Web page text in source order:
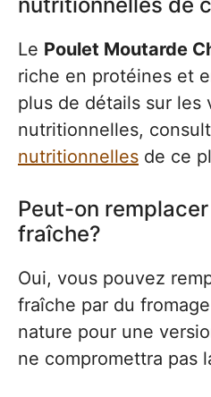
Le Poulet Moutarde
riche en protéines et
plus de détails sur les
nutritionnelles,
nutritionnelles de ce
Peut-on
fraîche?
Oui, vous pouvez
fraîche par du
nature pour une
ne compromettra pas